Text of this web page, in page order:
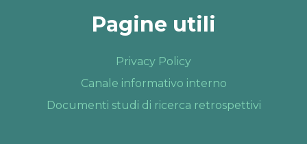
Pagine utili
Privacy Policy
Canale informativo interno
Documenti studi di ricerca retrospettivi